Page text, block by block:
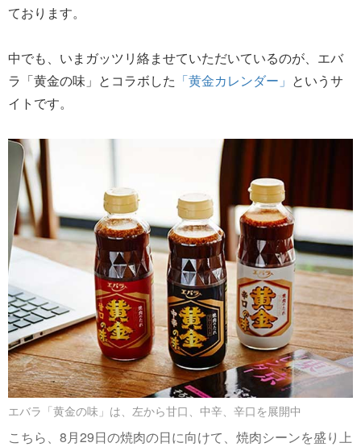
ております。
中でも、いまガッツリ絡ませていただいているのが、エバ
ラ「黄金の味」とコラボした 「黄金カレンダー」 というサ
イトです。
エバラ「黄金の味」は、左から甘口、中辛、辛口を展開中
こちら、8月29日の焼肉の日に向けて、焼肉シーンを盛り上